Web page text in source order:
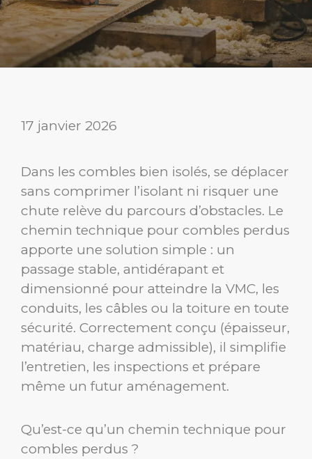
17 janvier 2026
Dans les combles bien isolés, se déplacer
sans comprimer l’isolant ni risquer une
chute relève du parcours d’obstacles. Le
chemin technique pour combles perdus
apporte une solution simple : un
passage stable, antidérapant et
dimensionné pour atteindre la VMC, les
conduits, les câbles ou la toiture en toute
sécurité. Correctement conçu (épaisseur,
matériau, charge admissible), il simplifie
l’entretien, les inspections et prépare
même un futur aménagement.
Qu’est-ce qu’un chemin technique pour
combles perdus ?